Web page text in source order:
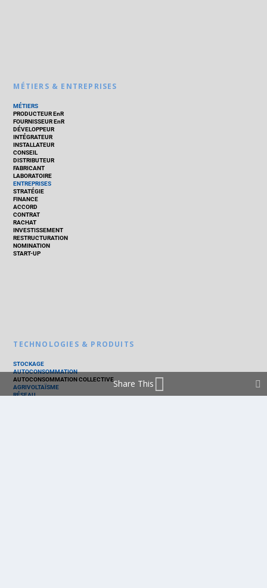
MÉTIERS & ENTREPRISES
MÉTIERS
PRODUCTEUR EnR
FOURNISSEUR EnR
DÉVELOPPEUR
INTÉGRATEUR
INSTALLATEUR
CONSEIL
DISTRIBUTEUR
FABRICANT
LABORATOIRE
ENTREPRISES
STRATÉGIE
FINANCE
ACCORD
CONTRAT
RACHAT
INVESTISSEMENT
RESTRUCTURATION
NOMINATION
START-UP
TECHNOLOGIES & PRODUITS
STOCKAGE
AUTOCONSOMMATION
AUTOCONSOMMATION COLLECTIVE
AGRIVOLTAÏSME
RÉSEAU
Share This